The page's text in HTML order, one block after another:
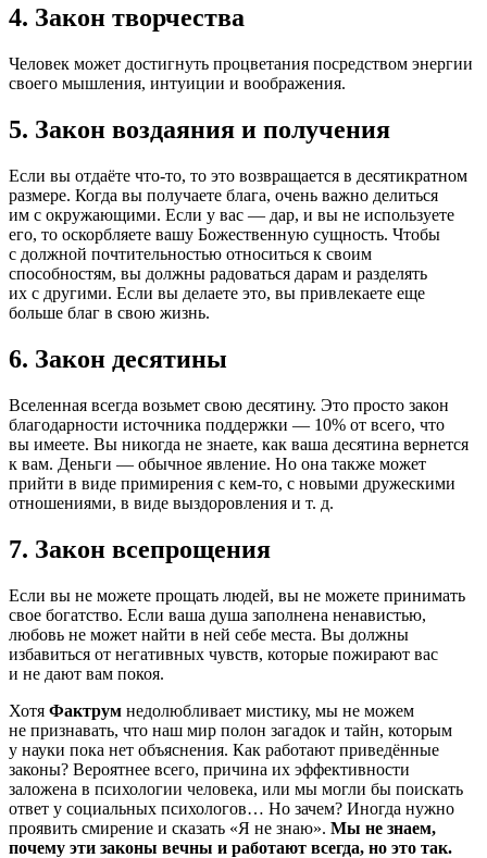
4. Закон творчества
Человек может достигнуть процветания посредством энергии
своего мышления, интуиции и воображения.
5. Закон воздаяния и получения
Если вы отдаёте что-то, то это возвращается в десятикратном
размере. Когда вы получаете блага, очень важно делиться
им с окружающими. Если у вас — дар, и вы не используете
его, то оскорбляете вашу Божественную сущность. Чтобы
с должной почтительностью относиться к своим
способностям, вы должны радоваться дарам и разделять
их с другими. Если вы делаете это, вы привлекаете еще
больше благ в свою жизнь.
6. Закон десятины
Вселенная всегда возьмет свою десятину. Это просто закон
благодарности источника поддержки — 10% от всего, что
вы имеете. Вы никогда не знаете, как ваша десятина вернется
к вам. Деньги — обычное явление. Но она также может
прийти в виде примирения с кем-то, с новыми дружескими
отношениями, в виде выздоровления и т. д.
7. Закон всепрощения
Если вы не можете прощать людей, вы не можете принимать
свое богатство. Если ваша душа заполнена ненавистью,
любовь не может найти в ней себе места. Вы должны
избавиться от негативных чувств, которые пожирают вас
и не дают вам покоя.
Хотя Фактрум недолюбливает мистику, мы не можем
не признавать, что наш мир полон загадок и тайн, которым
у науки пока нет объяснения. Как работают приведённые
законы? Вероятнее всего, причина их эффективности
заложена в психологии человека, или мы могли бы поискать
ответ у социальных психологов… Но зачем? Иногда нужно
проявить смирение и сказать «Я не знаю». Мы не знаем,
почему эти законы вечны и работают всегда, но это так.